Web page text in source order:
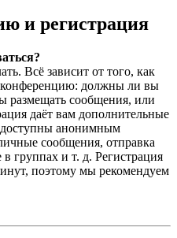
и регистрация
Всё зависит от того, как
конференцию: должны ли вы
размещать сообщения, или
даёт вам дополнительные
анонимным
сообщения, отправка
группах и т. д. Регистрация
поэтому мы рекомендуем